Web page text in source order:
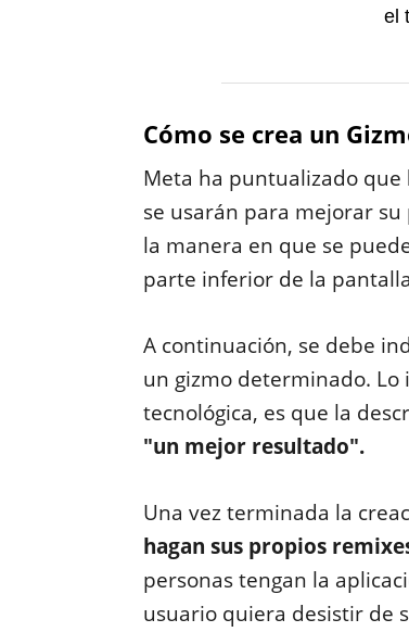
el
Cómo se crea un
Meta ha puntualizado que
se usarán para mejorar
la manera en que se
parte inferior de la
A continuación, se debe
un gizmo determinado. Lo
tecnológica, es que la
"un mejor resultado".
Una vez terminada la
hagan sus propios
personas tengan la
usuario quiera desistir de